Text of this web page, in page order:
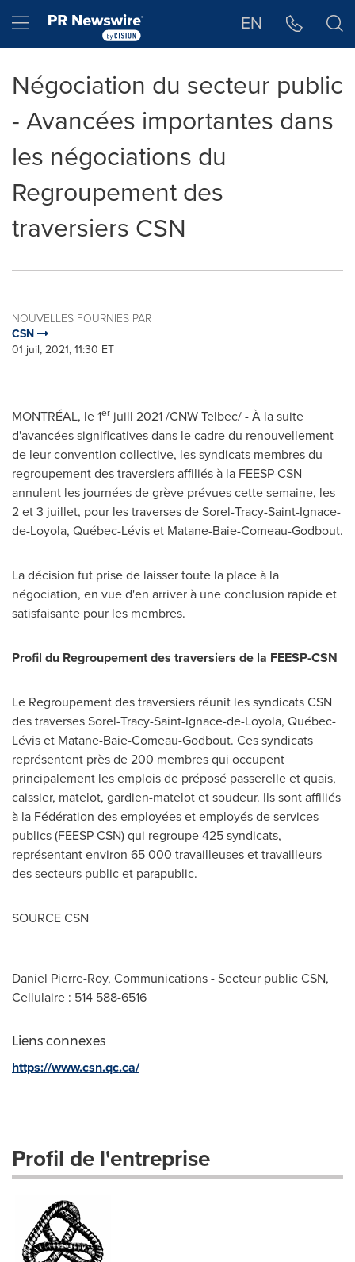
Hamburger menu EN
Négociation du secteur public
- Avancées importantes dans
les négociations du
Regroupement des
traversiers CSN
NOUVELLES FOURNIES PAR
CSN
01 juil, 2021, 11:30 ET
MONTRÉAL, le 1er juill 2021 /CNW Telbec/ - À la suite
d'avancées significatives dans le cadre du renouvellement
de leur convention collective, les syndicats membres du
regroupement des traversiers affiliés à la FEESP-CSN
annulent les journées de grève prévues cette semaine, les
2 et 3 juillet, pour les traverses deSorel-Tracy-Saint-Ignace-
de-Loyola, Québec-Lévis et Matane-Baie-Comeau-Godbout.
La décision fut prise de laisser toute la place à la
négociation, en vue d'en arriver à une conclusion rapide et
satisfaisante pour les membres.
Profil du Regroupement des traversiers de la FEESP-CSN
Le Regroupement des traversiers réunit les syndicats CSN
des traversesSorel-Tracy-Saint-Ignace-de-Loyola, Québec-
Lévis et Matane-Baie-Comeau-Godbout. Ces syndicats
représentent près de 200 membres qui occupent
principalement les emplois de préposé passerelle et quais,
caissier, matelot, gardien-matelot et soudeur. Ils sont affiliés
à la Fédération des employées et employés de services
publics (FEESP-CSN) qui regroupe 425 syndicats,
représentant environ 65 000 travailleuses et travailleurs
des secteurs public et parapublic.
SOURCE CSN
Daniel Pierre-Roy, Communications - Secteur public CSN,
Cellulaire : 514 588-6516
Liens connexes
https://www.csn.qc.ca/
Profil de l'entreprise